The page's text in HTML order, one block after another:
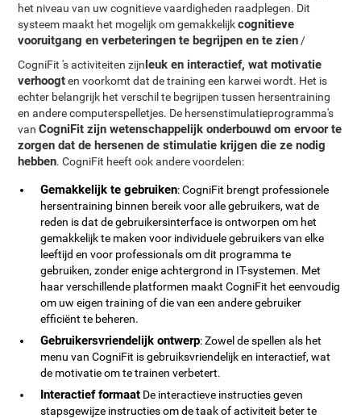
het niveau van uw cognitieve vaardigheden raadplegen. Dit
systeem maakt het mogelijk om gemakkelijkcognitieve
vooruitgang en verbeteringen te begrijpen en te zien /
CogniFit 's activiteiten zijnleuk en interactief, wat motivatie
verhoogten voorkomt dat de training een karwei wordt. Het is
echter belangrijk het verschil te begrijpen tussen hersentraining
en andere computerspelletjes. De hersenstimulatieprogramma's
vanCogniFit zijn wetenschappelijk onderbouwd om ervoor te
zorgen dat de hersenen de stimulatie krijgen die ze nodig
hebben. CogniFit heeft ook andere voordelen:
Gemakkelijk te gebruiken: CogniFit brengt professionele
hersentraining binnen bereik voor alle gebruikers, wat de
reden is dat de gebruikersinterface is ontworpen om het
gemakkelijk te maken voor individuele gebruikers van elke
leeftijd en voor professionals om dit programma te
gebruiken, zonder enige achtergrond in IT-systemen. Met
haar verschillende platformen maakt CogniFit het eenvoudig
om uw eigen training of die van een andere gebruiker
efficiënt te beheren.
Gebruikersvriendelijk ontwerp: Zowel de spellen als het
menu van CogniFit is gebruiksvriendelijk en interactief, wat
de motivatie om te trainen verbetert.
Interactief formaat De interactieve instructies geven
stapsgewijze instructies om de taak of activiteit beter te